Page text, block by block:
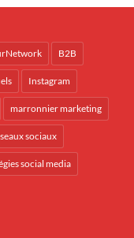
B2B
Instagram
marronnier marketing
sociaux
social media